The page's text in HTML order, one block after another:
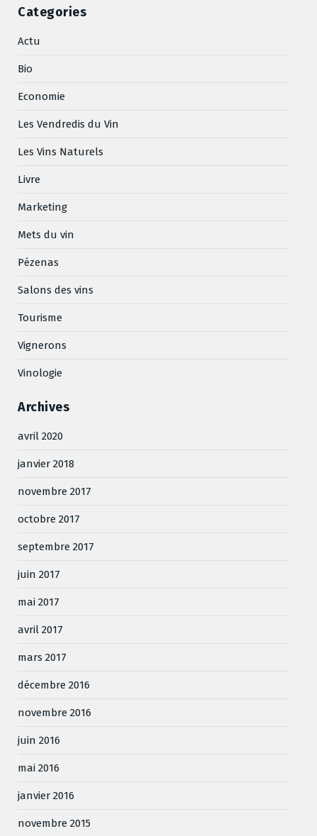
Categories
Actu
Bio
Economie
Les Vendredis du Vin
Les Vins Naturels
Livre
Marketing
Mets du vin
Pézenas
Salons des vins
Tourisme
Vignerons
Vinologie
Archives
avril 2020
janvier 2018
novembre 2017
octobre 2017
septembre 2017
juin 2017
mai 2017
avril 2017
mars 2017
décembre 2016
novembre 2016
juin 2016
mai 2016
janvier 2016
novembre 2015